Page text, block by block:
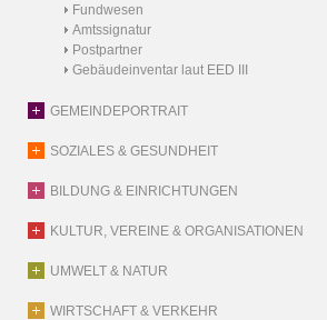
Fundwesen
Amtssignatur
Postpartner
Gebäudeinventar laut EED III
GEMEINDEPORTRAIT
SOZIALES & GESUNDHEIT
BILDUNG & EINRICHTUNGEN
KULTUR, VEREINE & ORGANISATIONEN
UMWELT & NATUR
WIRTSCHAFT & VERKEHR